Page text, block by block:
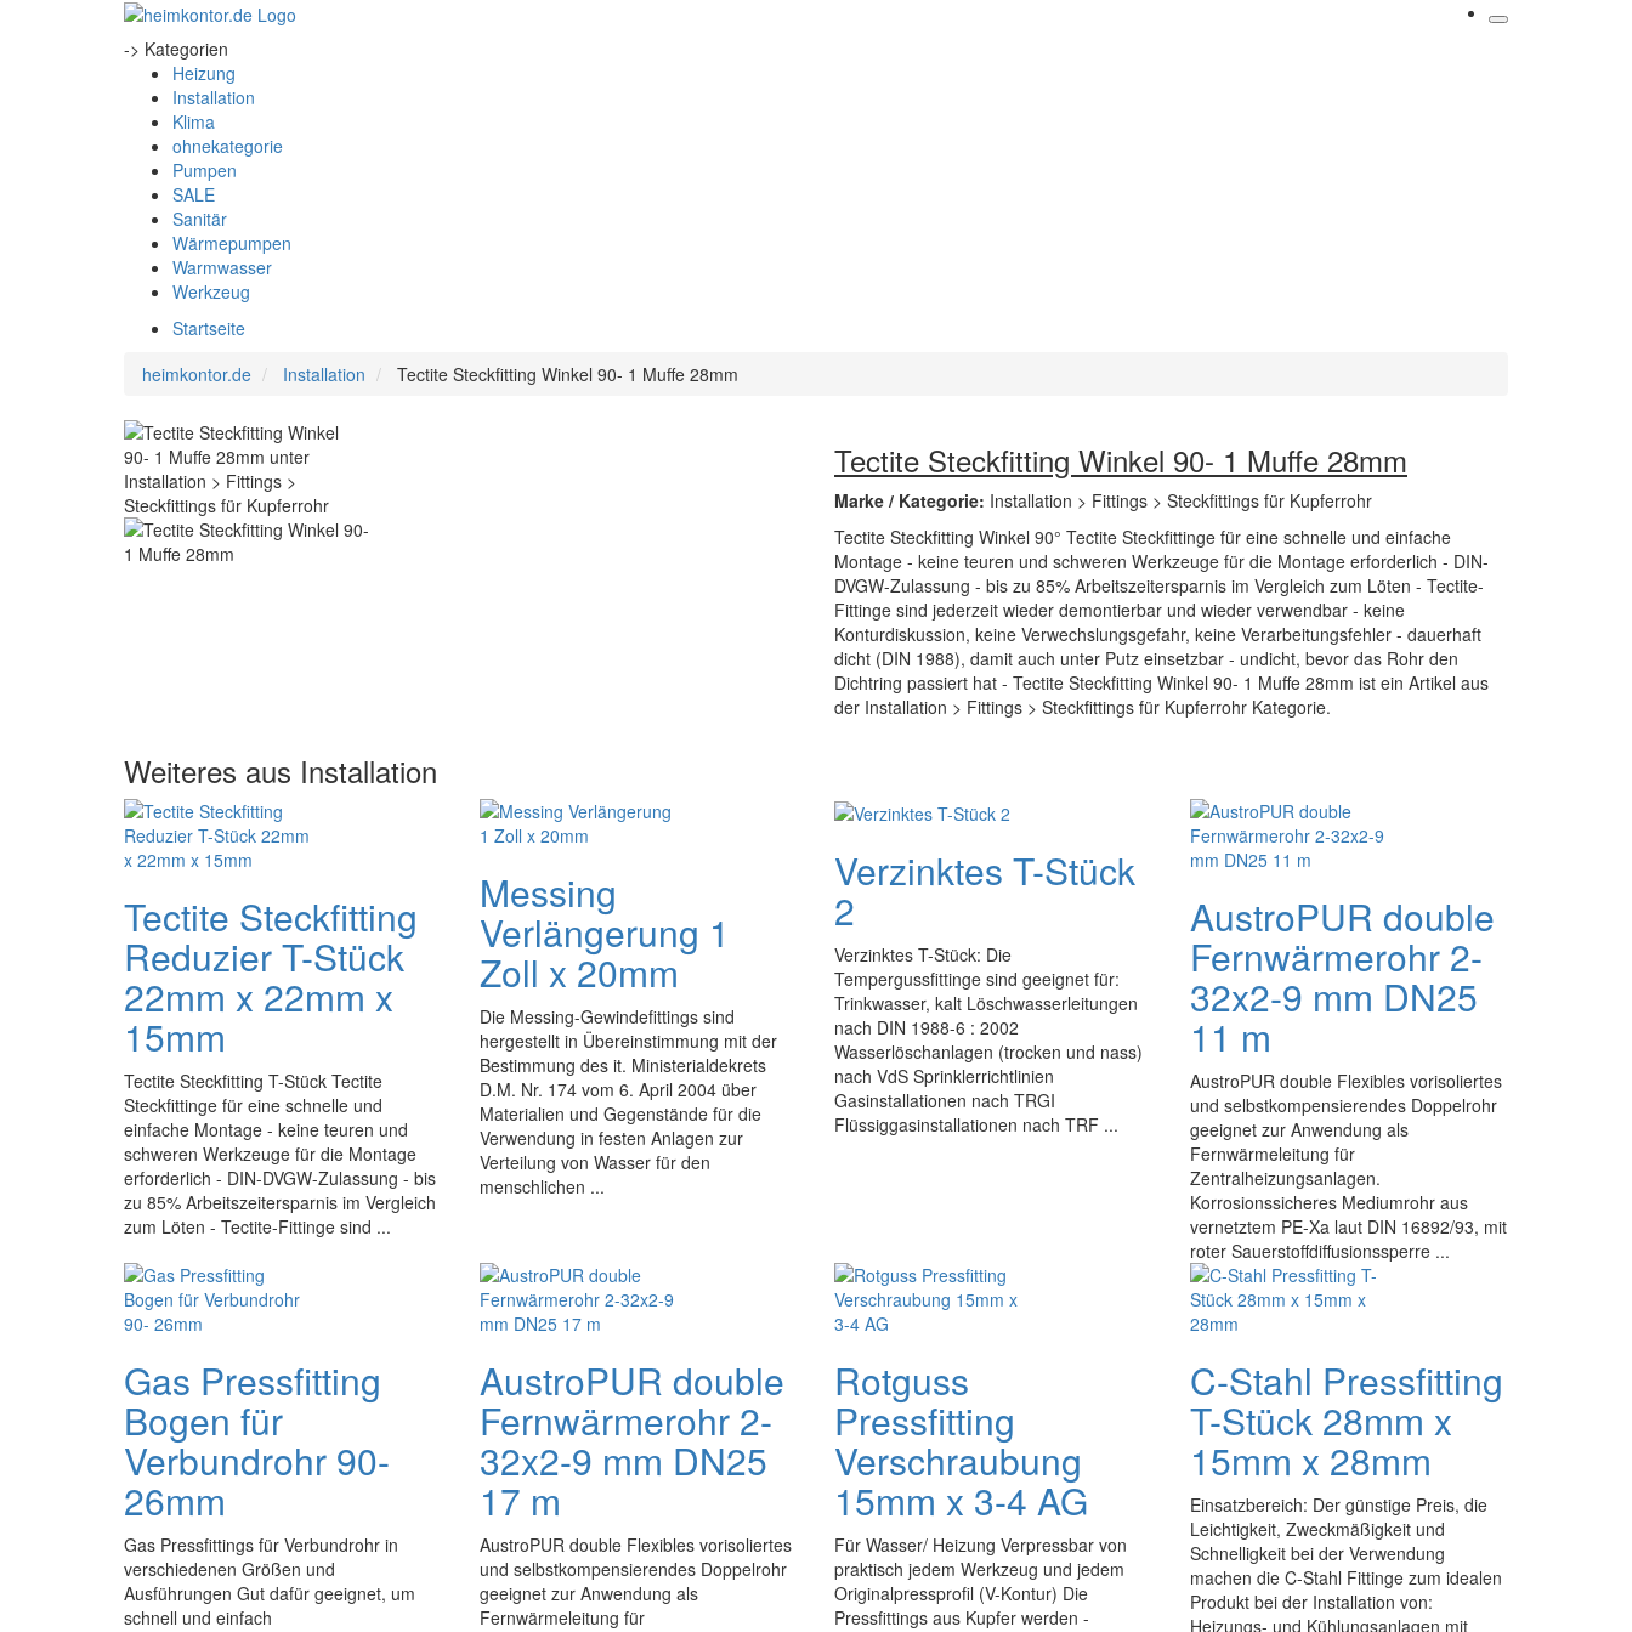
-> Kategorien
Heizung
Installation
Klima
ohnekategorie
Pumpen
SALE
Sanitär
Wärmepumpen
Warmwasser
Werkzeug
Startseite
heimkontor.de
Installation Tectite Steckfitting Winkel 90- 1 Muffe 28mm
Tectite Steckfitting Winkel 90- 1 Muffe 28mm
Marke / Kategorie: Installation > Fittings > Steckfittings für Kupferrohr
Tectite Steckfitting Winkel 90° Tectite Steckfittinge für eine schnelle und einfache
Montage - keine teuren und schweren Werkzeuge für die Montage erforderlich - DIN-
DVGW-Zulassung - bis zu 85% Arbeitszeitersparnis im Vergleich zum Löten - Tectite-
Fittinge sind jederzeit wieder demontierbar und wieder verwendbar - keine
Konturdiskussion, keine Verwechslungsgefahr, keine Verarbeitungsfehler - dauerhaft
dicht (DIN 1988), damit auch unter Putz einsetzbar - undicht, bevor das Rohr den
Dichtring passiert hat - Tectite Steckfitting Winkel 90- 1 Muffe 28mm ist ein Artikel aus
der Installation > Fittings > Steckfittings für Kupferrohr Kategorie.
Weiteres aus Installation
Tectite Steckfitting
Reduzier T-Stück
22mm x 22mm x
15mm
Tectite Steckfitting T-Stück Tectite
Steckfittinge für eine schnelle und
einfache Montage - keine teuren und
schweren Werkzeuge für die Montage
erforderlich - DIN-DVGW-Zulassung - bis
zu 85% Arbeitszeitersparnis im Vergleich
zum Löten - Tectite-Fittinge sind ...
Messing
Verlängerung 1
Zoll x 20mm
Die Messing-Gewindefittings sind
hergestellt in Übereinstimmung mit der
Bestimmung des it. Ministerialdekrets
D.M. Nr. 174 vom 6. April 2004 über
Materialien und Gegenstände für die
Verwendung in festen Anlagen zur
Verteilung von Wasser für den
menschlichen ...
Verzinktes T-Stück
2
Verzinktes T-Stück: Die
Tempergussfittinge sind geeignet für:
Trinkwasser, kalt Löschwasserleitungen
nach DIN 1988-6 : 2002
Wasserlöschanlagen (trocken und nass)
nach VdS Sprinklerrichtlinien
Gasinstallationen nach TRGI
Flüssiggasinstallationen nach TRF ...
AustroPUR double
Fernwärmerohr 2-
32x2-9 mm DN25
11 m
AustroPUR double Flexibles vorisoliertes
und selbstkompensierendes Doppelrohr
geeignet zur Anwendung als
Fernwärmeleitung für
Zentralheizungsanlagen.
Korrosionssicheres Mediumrohr aus
vernetztem PE-Xa laut DIN 16892/93, mit
roter Sauerstoffdiffusionssperre ...
Gas Pressfitting
Bogen für
Verbundrohr 90-
26mm
Gas Pressfittings für Verbundrohr in
verschiedenen Größen und
Ausführungen Gut dafür geeignet, um
schnell und einfach
AustroPUR double
Fernwärmerohr 2-
32x2-9 mm DN25
17 m
AustroPUR double Flexibles vorisoliertes
und selbstkompensierendes Doppelrohr
geeignet zur Anwendung als
Fernwärmeleitung für
Rotguss
Pressfitting
Verschraubung
15mm x 3-4 AG
Für Wasser/ Heizung Verpressbar von
praktisch jedem Werkzeug und jedem
Originalpressprofil (V-Kontur) Die
Pressfittings aus Kupfer werden -
C-Stahl Pressfitting
T-Stück 28mm x
15mm x 28mm
Einsatzbereich: Der günstige Preis, die
Leichtigkeit, Zweckmäßigkeit und
Schnelligkeit bei der Verwendung
machen die C-Stahl Fittinge zum idealen
Produkt bei der Installation von:
Heizungs- und Kühlungsanlagen mit